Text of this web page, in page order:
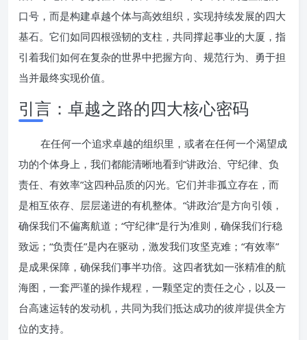
口号，而是构建卓越个体与高效组织，实现持续发展的四大
基石。它们如同四根强韧的支柱，共同撑起事业的大厦，指
引着我们如何在复杂的世界中把握方向、规范行为、勇于担
当并最终实现价值。
引言：卓越之路的四大核心密码
在任何一个追求卓越的组织里，或者在任何一个渴望成
功的个体身上，我们都能清晰地看到“讲政治、守纪律、负
责任、有效率”这四种品质的闪光。它们并非孤立存在，而
是相互依存、层层递进的有机整体。“讲政治”是方向引领，
确保我们不偏离航道；“守纪律”是行为准则，确保我们行稳
致远；“负责任”是内在驱动，激发我们攻坚克难；“有效率”
是成果保障，确保我们事半功倍。这四者犹如一张精准的航
海图，一套严谨的操作规程，一颗坚定的责任之心，以及一
台高速运转的发动机，共同为我们抵达成功的彼岸提供全方
位的支持。